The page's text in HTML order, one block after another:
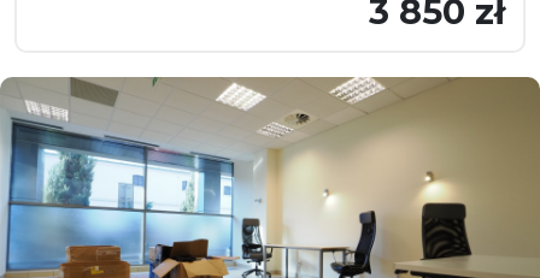
3 850 zł